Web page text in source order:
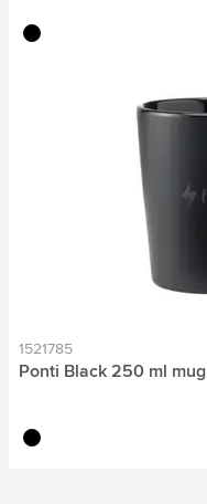
noir
1521785
Ponti Black 250 ml mug
noir